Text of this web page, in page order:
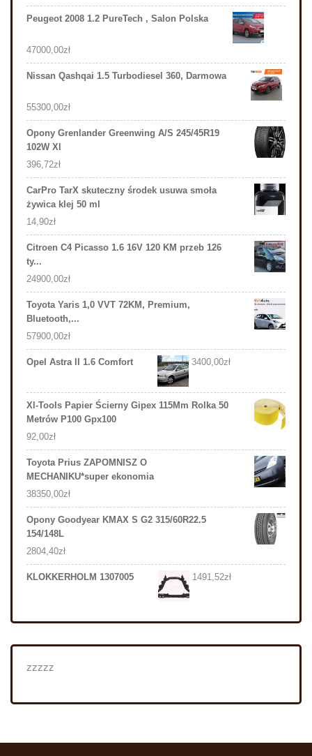
Peugeot 2008 1.2 PureTech , Salon Polska
47000,00zł
Nissan Qashqai 1.5 Turbodiesel 360, Darmowa
55300,00zł
Opony Grenlander Greenwing A/S 245/45R19
102W Xl
396,72zł
CarPro TarX skuteczny środek usuwa smoła
żywica klej 50 ml
14,90zł
Citroen C4 Picasso 1.6 16V 120 KM przeb 126
ty...
24900,00zł
Toyota Yaris 1,0 VVT 72KM, Premium,
Bluetooth,...
57900,00zł
Opel Astra II 1.6 Comfort 3400,00zł
Xl-Tools Papier Ścierny Gipex 115Mm Rolka 50
Metrów P100 Gpx100
92,00zł
Toyota Prius ZAPOMNISZ O
MECHANIKU*super ekonomia
38350,00zł
Opony Goodyear KMAX S G2 315/60R22.5
154/148L
2804,40zł
KLOKKERHOLM 1307005 1491,52zł
zzzzz